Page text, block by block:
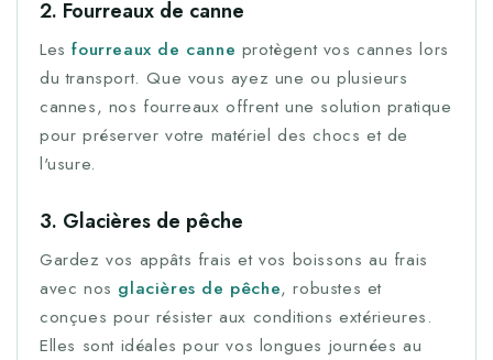
2. Fourreaux de canne
Lesfourreaux de canne protègent vos cannes lors
du transport. Que vous ayez une ou plusieurs
cannes, nos fourreaux offrent une solution pratique
pour préserver votre matériel des chocs et de
l'usure.
3. Glacières de pêche
Gardez vos appâts frais et vos boissons au frais
avec nos glacières de pêche, robustes et
conçues pour résister aux conditions extérieures.
Elles sont idéales pour vos longues journées au